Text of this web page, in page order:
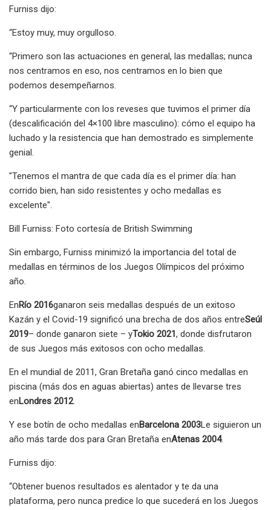
Furniss dijo:
“Estoy muy, muy orgulloso.
“Primero son las actuaciones en general, las medallas; nunca
nos centramos en eso, nos centramos en lo bien que
podemos desempeñarnos.
“Y particularmente con los reveses que tuvimos el primer día
(descalificación del 4×100 libre masculino): cómo el equipo ha
luchado y la resistencia que han demostrado es simplemente
genial.
"Tenemos el mantra de que cada día es el primer día: han
corrido bien, han sido resistentes y ocho medallas es
excelente".
Bill Furniss: Foto cortesía de British Swimming
Sin embargo, Furniss minimizó la importancia del total de
medallas en términos de los Juegos Olímpicos del próximo
año.
EnRío 2016ganaron seis medallas después de un exitoso
Kazán y el Covid-19 significó una brecha de dos años entreSeúl
2019– donde ganaron siete – yTokio 2021, donde disfrutaron
de sus Juegos más exitosos con ocho medallas.
En el mundial de 2011, Gran Bretaña ganó cinco medallas en
piscina (más dos en aguas abiertas) antes de llevarse tres
enLondres 2012.
Y ese botín de ocho medallas enBarcelona 2003Le siguieron un
año más tarde dos para Gran Bretaña enAtenas 2004.
Furniss dijo:
“Obtener buenos resultados es alentador y te da una
plataforma, pero nunca predice lo que sucederá en los Juegos